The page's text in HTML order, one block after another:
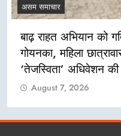
असम समाचार
बाढ़ राहत अभियान को
गोयनका, महिला
‘तेजस्विता’ अधिवेशन की
August 7, 2026